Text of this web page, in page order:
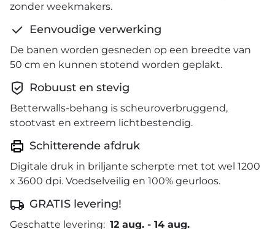
zonder weekmakers.
Eenvoudige verwerking
De banen worden gesneden op een breedte van
50 cm en kunnen stotend worden geplakt.
Robuust en stevig
Betterwalls-behang is scheuroverbruggend,
stootvast en extreem lichtbestendig.
Schitterende afdruk
Digitale druk in briljante scherpte met tot wel 1200
x 3600 dpi. Voedselveilig en 100% geurloos.
GRATIS levering!
Geschatte levering: 12 aug. - 14 aug.